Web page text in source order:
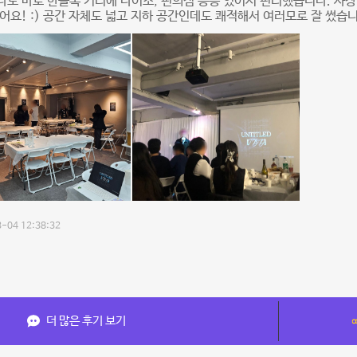
요! :) 공간 자체도 넓고 지하 공간인데도 쾌적해서 여러모로 잘 썼습
04 12:38:32
더 많은 후기 보기